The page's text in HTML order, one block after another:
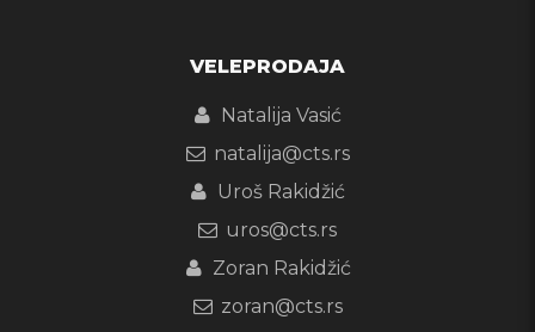
VELEPRODAJA
Natalija Vasić
natalija@cts.rs
Uroš Rakidžić
uros@cts.rs
Zoran Rakidžić
zoran@cts.rs